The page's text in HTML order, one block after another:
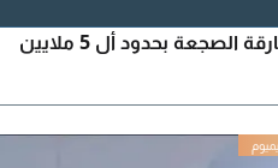
مطلوب للشراء شبرات في الشارقة الصجعة بحدود أل 5 ملايين